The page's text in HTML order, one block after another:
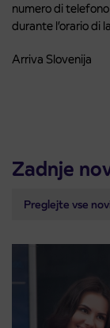
numero di
durante l’orario di
Arriva Slovenija
Zadnje
Preglejte vse